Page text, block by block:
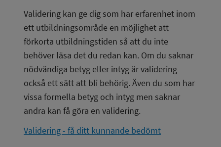
Validering kan ge dig som har erfarenhet inom
ett utbildningsområde en möjlighet att
förkorta utbildningstiden så att du inte
behöver läsa det du redan kan. Om du saknar
nödvändiga betyg eller intyg är validering
också ett sätt att bli behörig. Även du som har
vissa formella betyg och intyg men saknar
andra kan få göra en validering.
Validering - få ditt kunnande bedömt